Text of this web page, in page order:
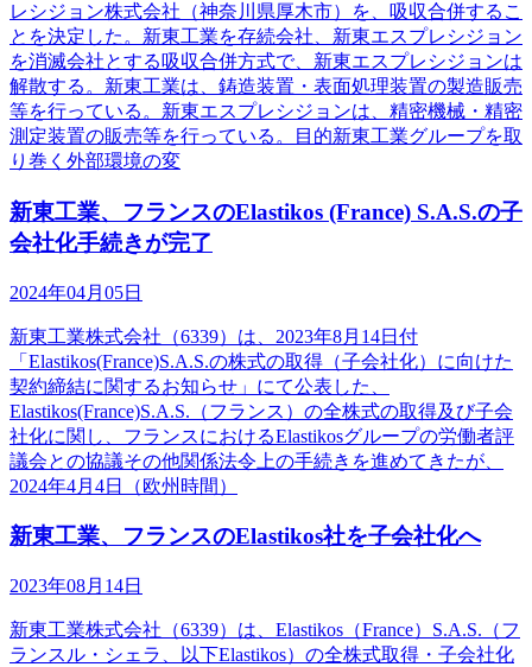
レシジョン株式会社（神奈川県厚木市）を、吸収合併するこ
とを決定した。新東工業を存続会社、新東エスプレシジョン
を消滅会社とする吸収合併方式で、新東エスプレシジョンは
解散する。新東工業は、鋳造装置・表面処理装置の製造販売
等を行っている。新東エスプレシジョンは、精密機械・精密
測定装置の販売等を行っている。目的新東工業グループを取
り巻く外部環境の変
新東工業、フランスのElastikos (France) S.A.S.の子
会社化手続きが完了
2024年04月05日
新東工業株式会社（6339）は、2023年8月14日付
「Elastikos(France)S.A.S.の株式の取得（子会社化）に向けた
契約締結に関するお知らせ」にて公表した、
Elastikos(France)S.A.S.（フランス）の全株式の取得及び子会
社化に関し、フランスにおけるElastikosグループの労働者評
議会との協議その他関係法令上の手続きを進めてきたが、
2024年4月4日（欧州時間）
新東工業、フランスのElastikos社を子会社化へ
2023年08月14日
新東工業株式会社（6339）は、Elastikos（France）S.A.S.（フ
ランスル・シェラ、以下Elastikos）の全株式取得・子会社化